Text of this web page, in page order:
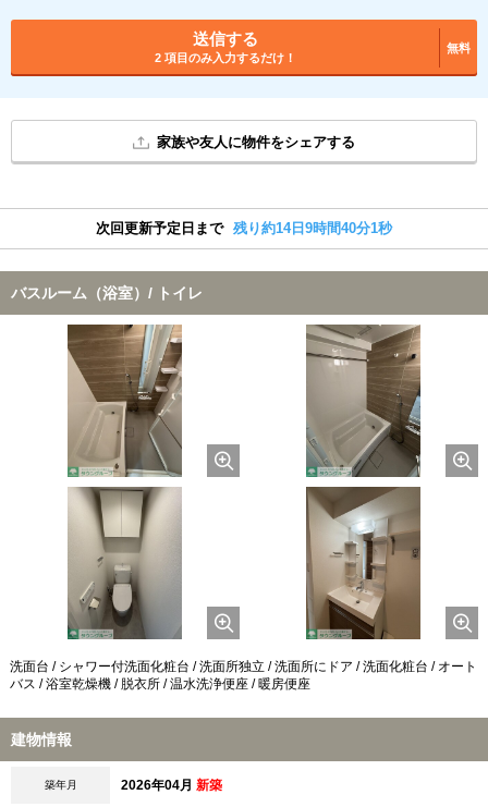
送信する
2 項目のみ入力するだけ！
無料
家族や友人に物件をシェアする
次回更新予定日まで 残り約14日9時間40分0秒
バスルーム（浴室）/ トイレ
洗面台 / シャワー付洗面化粧台 / 洗面所独立 / 洗面所にドア / 洗面化粧台 / オート
バス / 浴室乾燥機 / 脱衣所 / 温水洗浄便座 / 暖房便座
建物情報
築年月 2026年04月 新築